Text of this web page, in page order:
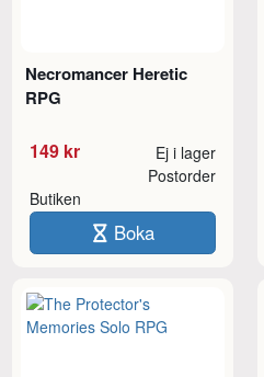
Necromancer Heretic
RPG
149 kr Ej i lager
Butiken
Postorder
Boka